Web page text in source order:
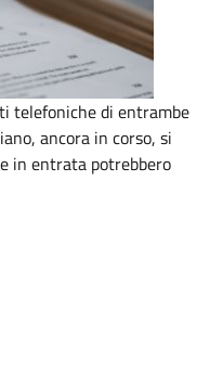
telefoniche di entrambe
ancora in corso, si
in entrata potrebbero